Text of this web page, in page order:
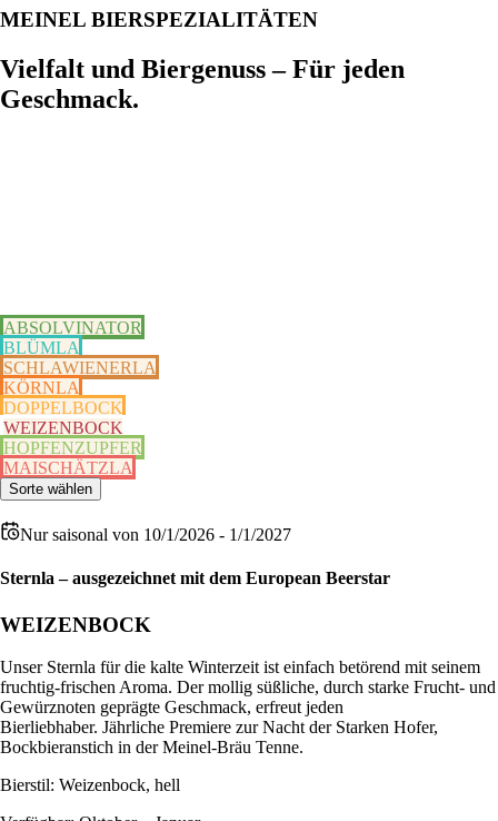
MEINEL BIERSPEZIALITÄTEN
Vielfalt und Biergenuss – Für jeden
Geschmack.
ABSOLVINATOR
BLÜMLA
SCHLAWIENERLA
KÖRNLA
DOPPELBOCK
WEIZENBOCK
HOPFENZUPFER
MAISCHÄTZLA
Sorte wählen
Nur saisonal von 10/1/2026 - 1/1/2027
Sternla – ausgezeichnet mit dem European Beerstar
WEIZENBOCK
Unser Sternla für die kalte Winterzeit ist einfach betörend mit seinem
fruchtig-frischen Aroma. Der mollig süßliche, durch starke Frucht- und
Gewürznoten geprägte Geschmack, erfreut jeden
Bierliebhaber. Jährliche Premiere zur Nacht der Starken Hofer,
Bockbieranstich in der Meinel-Bräu Tenne.
Bierstil: Weizenbock, hell